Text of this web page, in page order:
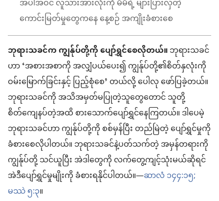
အပါအဝင် လူသားအားလုံးကို မိမိရဲ့ များပြားလှတဲ့
ကောင်းမြတ်မှုတွေကနေ နေ့စဉ် အကျိုးခံစားစေ
ဘုရားသခင်က ကျွန်ုပ်တို့ကို ပျော်ရွှင်စေလိုတယ်။ဘုရားသခင်
ဟာ ‘အစားအစာကို အလျှံပယ်ပေး၍ ကျွန်ုပ်တို့၏စိတ်နှလုံးကို
ဝမ်းမြောက်ခြင်းနှင့် ပြည့်စုံစေ’ တယ်လို့ ပေါလု ဖော်ပြခဲ့တယ်။
ဘုရားသခင်ကို အသိအမှတ်မပြုတဲ့သူတွေတောင် သူတို့
စိတ်ကျေနပ်တဲ့အထိ စားသောက်ပျော်ရွှင်နေကြတယ်။ ဒါပေမဲ့
ဘုရားသခင်ဟာ ကျွန်ုပ်တို့ကို စစ်မှန်ပြီး တည်မြဲတဲ့ ပျော်ရွှင်မှုကို
ခံစားစေလိုပါတယ်။ ဘုရားသခင်နဲ့ပတ်သက်တဲ့ အမှန်တရားကို
ကျွန်ုပ်တို့ သင်ယူပြီး အဲဒါတွေကို လက်တွေ့ကျင့်သုံးမယ်ဆိုရင်
အဲဒီပျော်ရွှင်မှုမျိုးကို ခံစားရနိုင်ပါတယ်။—ဆာလံ ၁၄၄:၁၅;
မဿဲ ၅:၃။